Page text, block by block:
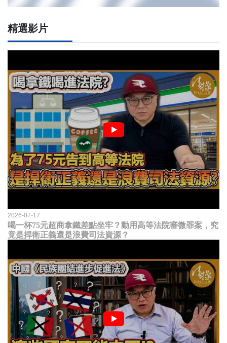
精選影片
2026-07-17
喝一杯75元超商拿鐵差點坐牢？動用高等法院審微罪案，究
竟是捍衛正義還是浪費司法資源？